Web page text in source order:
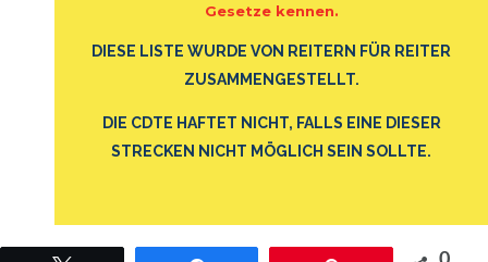
Gesetze kennen.
DIESE LISTE WURDE VON REITERN FÜR REITER
ZUSAMMENGESTELLT.
DIE CDTE HAFTET NICHT, FALLS EINE DIESER
STRECKEN NICHT MÖGLICH SEIN SOLLTE.